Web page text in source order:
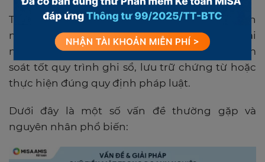
Trong quá trình theo dõi và quản lý quỹ tiền
mặt, nhiều doanh nghiệp thường gặp phải
những sai sót nghiêm trọng nếu không kiểm
soát tốt quy trình ghi sổ, lưu trữ chứng từ hoặc
thực hiện đúng quy định pháp luật.
Dưới đây là một số vấn đề thường gặp và
nguyên nhân phổ biến: